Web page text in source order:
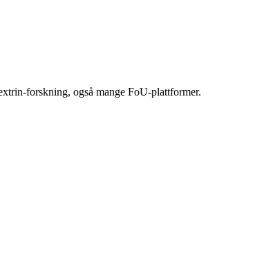
forskning, også mange FoU-plattformer.